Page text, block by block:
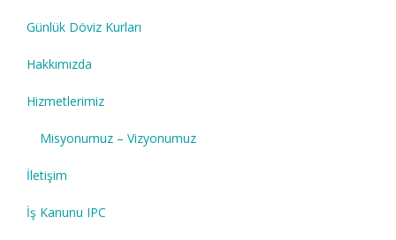
Günlük Döviz Kurları
Hakkımızda
Hizmetlerimiz
Misyonumuz – Vizyonumuz
İletişim
İş Kanunu IPC